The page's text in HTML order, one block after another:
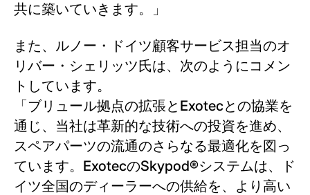
共に築いていきます。」
また、ルノー・ドイツ顧客サービス担当のオ
リバー・シェリッツ氏は、次のようにコメン
トしています。
「ブリュール拠点の拡張とExotecとの協業を
通じ、当社は革新的な技術への投資を進め、
スペアパーツの流通のさらなる最適化を図っ
ています。ExotecのSkypod®システムは、ド
イツ全国のディーラーへの供給を、より高い